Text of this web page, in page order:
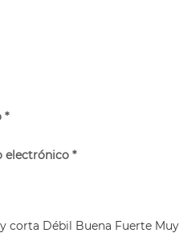
*
electrónico *
corta Débil Buena Fuerte Muy